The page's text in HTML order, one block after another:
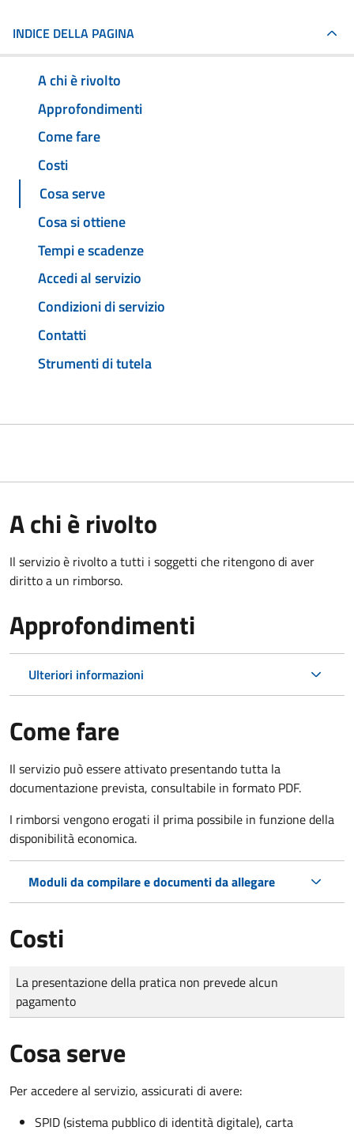
INDICE DELLA PAGINA
A chi è rivolto
Approfondimenti
Come fare
Costi
Cosa serve
Cosa si ottiene
Tempi e scadenze
Accedi al servizio
Condizioni di servizio
Contatti
Strumenti di tutela
A chi è rivolto
Il servizio è rivolto a tutti i soggetti che ritengono di aver
diritto a un rimborso.
Approfondimenti
Ulteriori informazioni
Come fare
Il servizio può essere attivato presentando tutta la
documentazione prevista, consultabile in formato PDF.
I rimborsi vengono erogati il prima possibile in funzione della
disponibilità economica.
Moduli da compilare e documenti da allegare
Costi
Tipo di pagamento
Importo
La presentazione della pratica non prevede alcun
pagamento
Cosa serve
Per accedere al servizio, assicurati di avere:
SPID (sistema pubblico di identità digitale), carta